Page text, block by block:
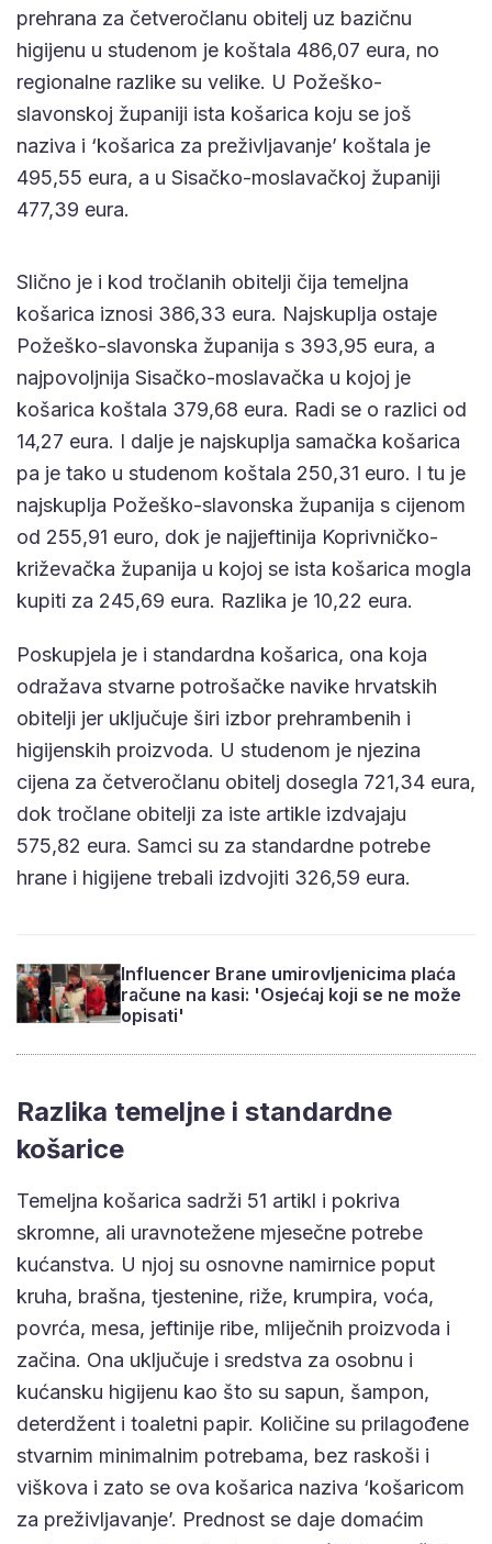
prehrana za četveročlanu obitelj uz bazičnu
higijenu u studenom je koštala 486,07 eura, no
regionalne razlike su velike. U Požeško-
slavonskoj županiji ista košarica koju se još
naziva i ‘košarica za preživljavanje’ koštala je
495,55 eura, a u Sisačko-moslavačkoj županiji
477,39 eura.
Slično je i kod tročlanih obitelji čija temeljna
košarica iznosi 386,33 eura. Najskuplja ostaje
Požeško-slavonska županija s 393,95 eura, a
najpovoljnija Sisačko-moslavačka u kojoj je
košarica koštala 379,68 eura. Radi se o razlici od
14,27 eura. I dalje je najskuplja samačka košarica
pa je tako u studenom koštala 250,31 euro. I tu je
najskuplja Požeško-slavonska županija s cijenom
od 255,91 euro, dok je najjeftinija Koprivničko-
križevačka županija u kojoj se ista košarica mogla
kupiti za 245,69 eura. Razlika je 10,22 eura.
Poskupjela je i standardna košarica, ona koja
odražava stvarne potrošačke navike hrvatskih
obitelji jer uključuje širi izbor prehrambenih i
higijenskih proizvoda. U studenom je njezina
cijena za četveročlanu obitelj dosegla 721,34 eura,
dok tročlane obitelji za iste artikle izdvajaju
575,82 eura. Samci su za standardne potrebe
hrane i higijene trebali izdvojiti 326,59 eura.
Influencer Brane umirovljenicima plaća
račune na kasi: 'Osjećaj koji se ne može
opisati'
Razlika temeljne i standardne
košarice
Temeljna košarica sadrži 51 artikl i pokriva
skromne, ali uravnotežene mjesečne potrebe
kućanstva. U njoj su osnovne namirnice poput
kruha, brašna, tjestenine, riže, krumpira, voća,
povrća, mesa, jeftinije ribe, mliječnih proizvoda i
začina. Ona uključuje i sredstva za osobnu i
kućansku higijenu kao što su sapun, šampon,
deterdžent i toaletni papir. Količine su prilagođene
stvarnim minimalnim potrebama, bez raskoši i
viškova i zato se ova košarica naziva ‘košaricom
za preživljavanje’. Prednost se daje domaćim